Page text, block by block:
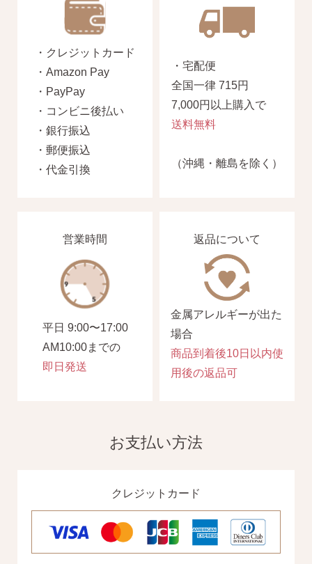
・クレジットカード
・Amazon Pay
・PayPay
・コンビニ後払い
・銀行振込
・郵便振込
・代金引換
・宅配便
全国一律 715円
7,000円以上購入で
送料無料
（沖縄・離島を除く）
営業時間
平日 9:00〜17:00
AM10:00までの
即日発送
返品について
金属アレルギーが出た
場合
商品到着後10日以内使
用後の返品可
お支払い方法
クレジットカード